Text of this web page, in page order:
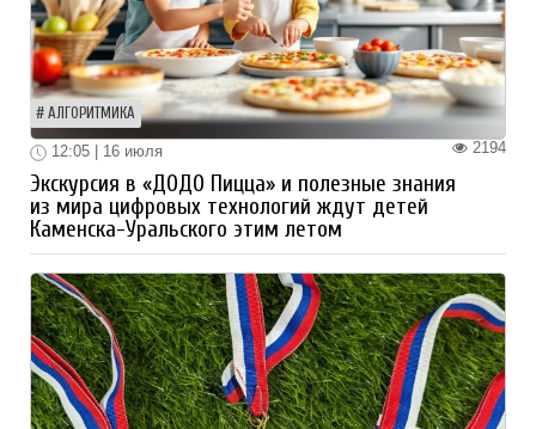
АЛГОРИТМИКА
2194
12:05 | 16 июля
Экскурсия в «ДОДО Пицца» и полезные знания
из мира цифровых технологий ждут детей
Каменска-Уральского этим летом